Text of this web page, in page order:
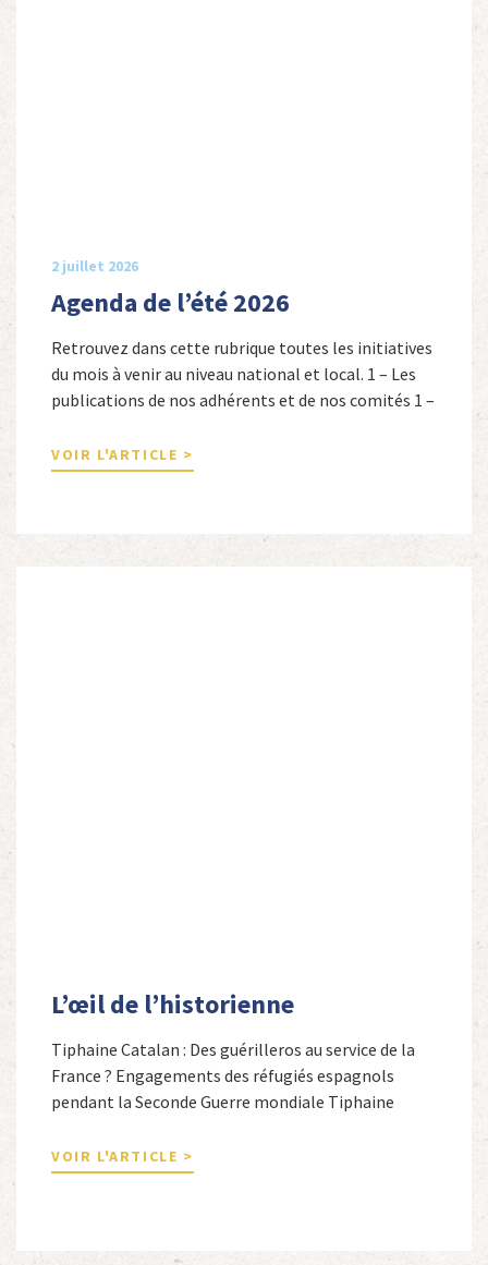
2 juillet 2026
Agenda de l’été 2026
Retrouvez dans cette rubrique toutes les initiatives
du mois à venir au niveau national et local. 1 – Les
publications de nos adhérents et de nos comités 1 –
Cordeboeuf, Christophe Touron et Agnès Dioné,
Nouvelles Sources Éditions, 2026. Ils venaient
autres […]
VOIR L'ARTICLE >
L’œil de l’historienne
Tiphaine Catalan : Des guérilleros au service de la
France ? Engagements des réfugiés espagnols
pendant la Seconde Guerre mondiale Tiphaine
secondaire et docteure en études hispaniques. Elle
est spécialiste de l’histoire contemporaine des
VOIR L'ARTICLE >